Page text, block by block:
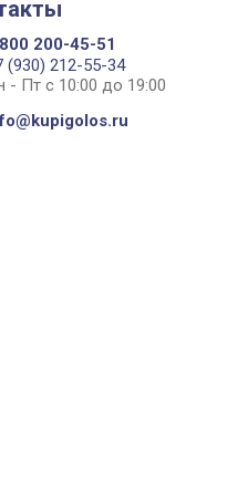
200-45-51
(930) 212-55-34
- Пт с 10:00 до 19:00